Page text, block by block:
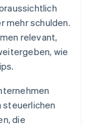
mehr schulden.
relevant,
wie
steuerlichen
die